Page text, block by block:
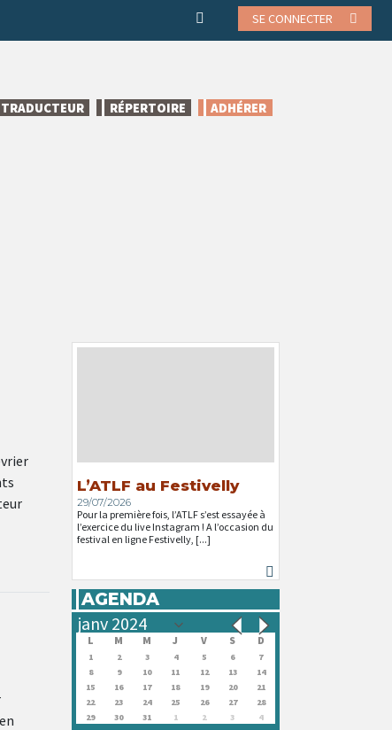
SE CONNECTER
RÉPERTOIRE ADHÉRER
L’ATLF au Festivelly
29/07/2026
Pour la première fois, l’ATLF s’est essayée à
l’exercice du live Instagram ! A l’occasion du
festival en ligne Festivelly, [...]
AGENDA
L M M J V S D
1 2 3 4 5 6
7
8
9 10 11 12 13
14
15
16 17 18 19 20
21
22
23 24 25 26 27
28
29
30 31 1 2 3 4